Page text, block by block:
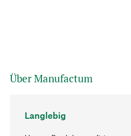
Über Manufactum
Langlebig